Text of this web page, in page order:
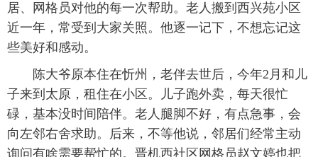
看天下 晋月读 最太原 网罗民生
太原日报
居、网格员对他的每一次帮助。老人搬到西兴苑小区
近一年，常受到大家关照。他逐一记下，不想忘记这
些美好和感动。
陈大爷原本住在忻州，老伴去世后，今年2月和儿
子来到太原，租住在小区。儿子跑外卖，每天很忙
碌，基本没时间陪伴。老人腿脚不好，有点急事，会
向左邻右舍求助。后来，不等他说，邻居们经常主动
询问有啥需要帮忙的。晋机西社区网格员赵文婷也把